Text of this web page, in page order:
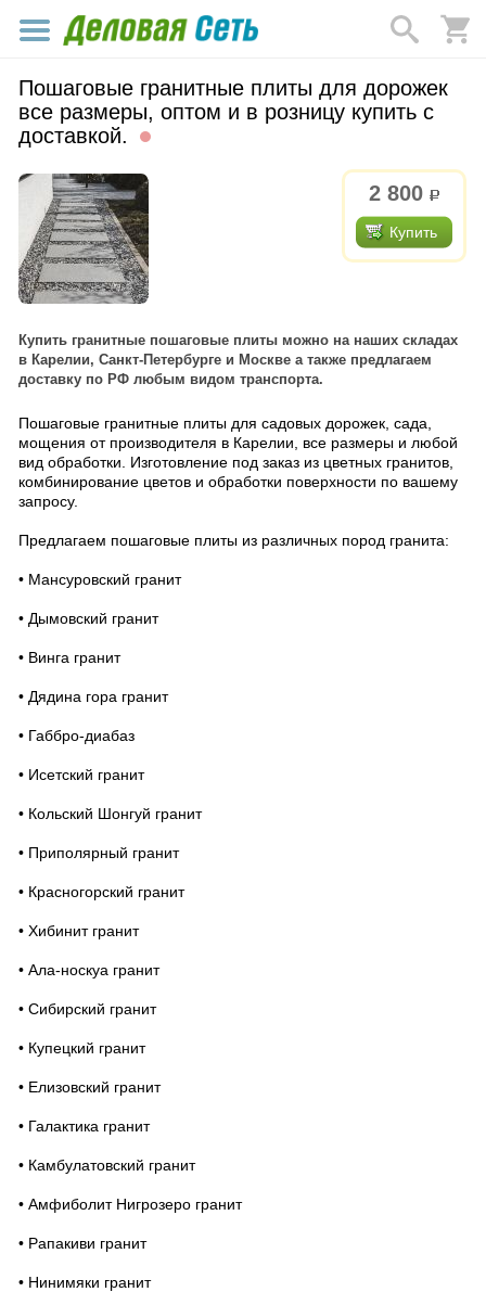
Пошаговые гранитные плиты для дорожек
все размеры, оптом и в розницу купить с
доставкой.
2 800 р.
Купить
Купить гранитные пошаговые плиты можно на наших складах
в Карелии, Санкт-Петербурге и Москве а также предлагаем
доставку по РФ любым видом транспорта.
Пошаговые гранитные плиты для садовых дорожек, сада,
мощения от производителя в Карелии, все размеры и любой
вид обработки. Изготовление под заказ из цветных гранитов,
комбинирование цветов и обработки поверхности по вашему
запросу.
Предлагаем пошаговые плиты из различных пород гранита:
• Мансуровский гранит
• Дымовский гранит
• Винга гранит
• Дядина гора гранит
• Габбро-диабаз
• Исетский гранит
• Кольский Шонгуй гранит
• Приполярный гранит
• Красногорский гранит
• Хибинит гранит
• Ала-носкуа гранит
• Сибирский гранит
• Купецкий гранит
• Елизовский гранит
• Галактика гранит
• Камбулатовский гранит
• Амфиболит Нигрозеро гранит
• Рапакиви гранит
• Нинимяки гранит